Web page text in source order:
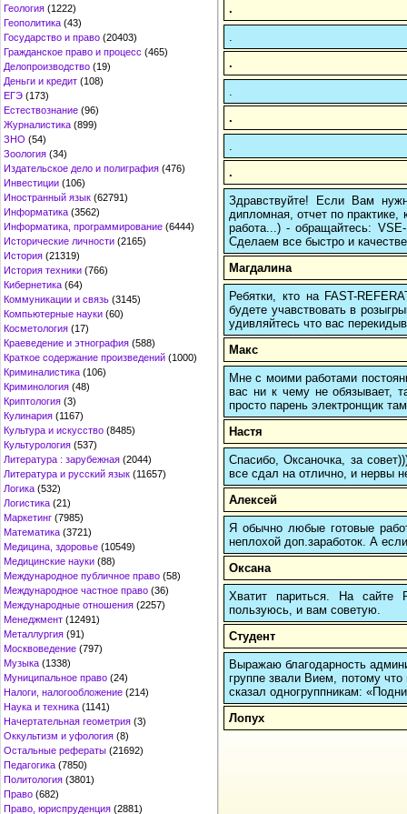
Геология (1222)
Геополитика (43)
Государство и право (20403)
Гражданское право и процесс (465)
Делопроизводство (19)
Деньги и кредит (108)
ЕГЭ (173)
Естествознание (96)
Журналистика (899)
ЗНО (54)
Зоология (34)
Издательское дело и полиграфия (476)
Инвестиции (106)
Иностранный язык (62791)
Информатика (3562)
Информатика, программирование (6444)
Исторические личности (2165)
История (21319)
История техники (766)
Кибернетика (64)
Коммуникации и связь (3145)
Компьютерные науки (60)
Косметология (17)
Краеведение и этнография (588)
Краткое содержание произведений (1000)
Криминалистика (106)
Криминология (48)
Криптология (3)
Кулинария (1167)
Культура и искусство (8485)
Культурология (537)
Литература : зарубежная (2044)
Литература и русский язык (11657)
Логика (532)
Логистика (21)
Маркетинг (7985)
Математика (3721)
Медицина, здоровье (10549)
Медицинские науки (88)
Международное публичное право (58)
Международное частное право (36)
Международные отношения (2257)
Менеджмент (12491)
Металлургия (91)
Москвоведение (797)
Музыка (1338)
Муниципальное право (24)
Налоги, налогообложение (214)
Наука и техника (1141)
Начертательная геометрия (3)
Оккультизм и уфология (8)
Остальные рефераты (21692)
Педагогика (7850)
Политология (3801)
Право (682)
Право, юриспруденция (2881)
.
.
.
.
Здравствуйте! Если Вам
дипломная, отчет по
работа...) - обращайтесь:
Сделаем все быстро и
Магдалина
Ребятки, кто на FAST-
будете учавствовать в
удивляйтесь что вас
Макс
Мне с моими работами
вас ни к чему не обязывает,
просто парень электронщик
Настя
Спасибо, Оксаночка, за
все сдал на отлично, и нервы
Алексей
Я обычно любые готовые
неплохой доп.заработок. А
Оксана
Хватит париться. На
пользуюсь, и вам советую.
Студент
Выражаю благодарность
группе звали Вием, потому
сказал одногруппникам:
Лопух